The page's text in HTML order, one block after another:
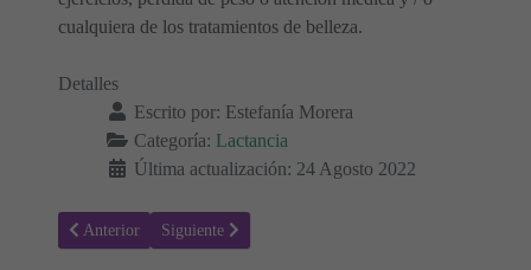
cualquiera de los tratamientos de belleza.
Detalles
Escrito por: Estefanía Morera
Categoría: Lactancia
Última actualización: 24 Agosto 2022
Artículo anterior: Lactancia dolorosa: Por qué ocurre y cómo
Anterior Artículo siguiente: Cómo retirar al bebé del pecho de
Siguiente